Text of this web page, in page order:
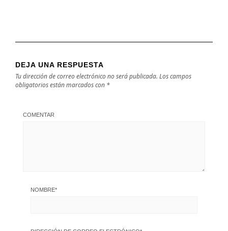
DEJA UNA RESPUESTA
Tu dirección de correo electrónico no será publicada. Los campos
obligatorios están marcados con *
COMENTAR
NOMBRE*